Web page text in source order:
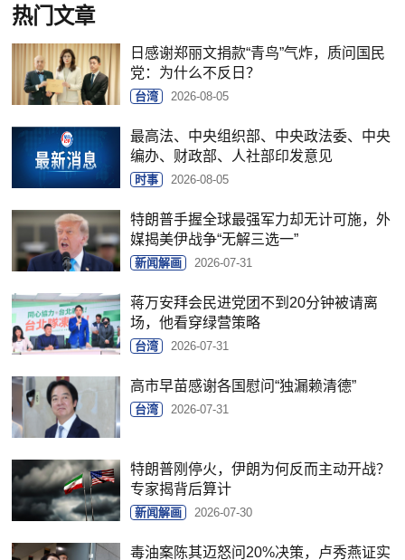
热门文章
日感谢郑丽文捐款“青鸟”气炸，质问国民
党：为什么不反日？
台湾 2026-08-05
最高法、中央组织部、中央政法委、中央
编办、财政部、人社部印发意见
时事 2026-08-05
特朗普手握全球最强军力却无计可施，外
媒揭美伊战争“无解三选一”
新闻解画 2026-07-31
蒋万安拜会民进党团不到20分钟被请离
场，他看穿绿营策略
台湾 2026-07-31
高市早苗感谢各国慰问“独漏赖清德”
台湾 2026-07-31
特朗普刚停火，伊朗为何反而主动开战？
专家揭背后算计
新闻解画 2026-07-30
毒油案陈其迈怒问20%决策，卢秀燕证实